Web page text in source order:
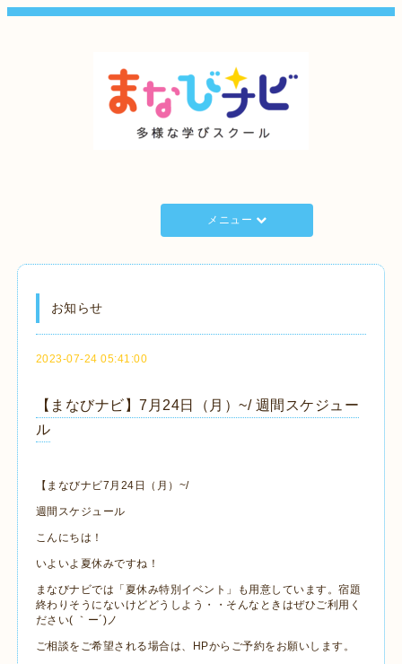
メニュー
お知らせ
2023-07-24 05:41:00
【まなびナビ】7月24日（月）~/ 週間スケジュー
ル
【まなびナビ7月24日（月）~/
週間スケジュール
こんにちは！
いよいよ夏休みですね！
まなびナビでは「夏休み特別イベント」も用意しています。宿題
終わりそうにないけどどうしよう・・そんなときはぜひご利用く
ださい( ｀ー´)ノ
ご相談をご希望される場合は、HPからご予約をお願いします。